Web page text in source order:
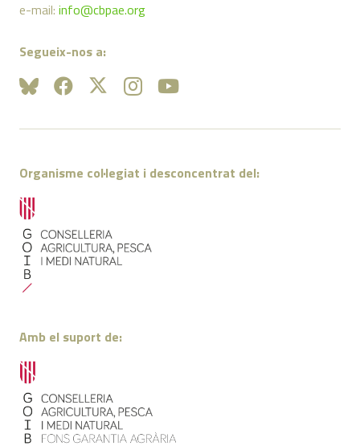
e-mail: info@cbpae.org
Segueix-nos a:
Organisme col·legiat i desconcentrat del:
Amb el suport de: